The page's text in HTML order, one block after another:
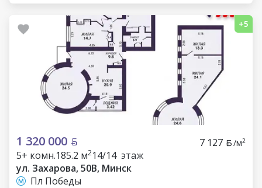
1 320 000 7 127 /м2
5+ комн.185.2 м214/14 этаж
ул. Захарова, 50В, Минск
Пл Победы